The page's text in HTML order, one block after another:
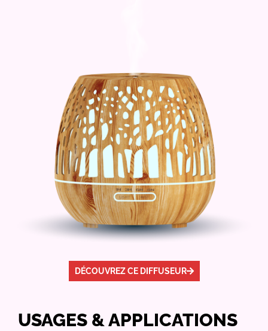
DÉCOUVREZ CE DIFFUSEUR
USAGES & APPLICATIONS